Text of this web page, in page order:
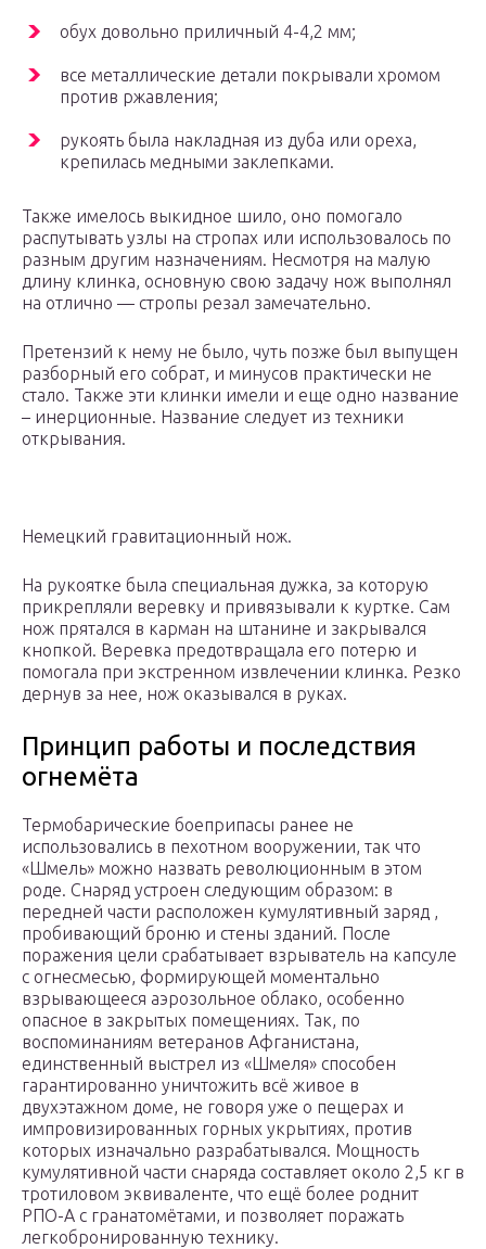
обух довольно приличный 4-4,2 мм;
все металлические детали покрывали хромом
против ржавления;
рукоять была накладная из дуба или ореха,
крепилась медными заклепками.
Также имелось выкидное шило, оно помогало
распутывать узлы на стропах или использовалось по
разным другим назначениям. Несмотря на малую
длину клинка, основную свою задачу нож выполнял
на отлично — стропы резал замечательно.
Претензий к нему не было, чуть позже был выпущен
разборный его собрат, и минусов практически не
стало. Также эти клинки имели и еще одно название
– инерционные. Название следует из техники
открывания.
Немецкий гравитационный нож.
На рукоятке была специальная дужка, за которую
прикрепляли веревку и привязывали к куртке. Сам
нож прятался в карман на штанине и закрывался
кнопкой. Веревка предотвращала его потерю и
помогала при экстренном извлечении клинка. Резко
дернув за нее, нож оказывался в руках.
Принцип работы и последствия
огнемёта
Термобарические боеприпасы ранее не
использовались в пехотном вооружении, так что
«Шмель» можно назвать революционным в этом
роде. Снаряд устроен следующим образом: в
передней части расположен кумулятивный заряд ,
пробивающий броню и стены зданий. После
поражения цели срабатывает взрыватель на капсуле
с огнесмесью, формирующей моментально
взрывающееся аэрозольное облако, особенно
опасное в закрытых помещениях. Так, по
воспоминаниям ветеранов Афганистана,
единственный выстрел из «Шмеля» способен
гарантированно уничтожить всё живое в
двухэтажном доме, не говоря уже о пещерах и
импровизированных горных укрытиях, против
которых изначально разрабатывался. Мощность
кумулятивной части снаряда составляет около 2,5 кг в
тротиловом эквиваленте, что ещё более роднит
РПО-А с гранатомётами, и позволяет поражать
легкобронированную технику.